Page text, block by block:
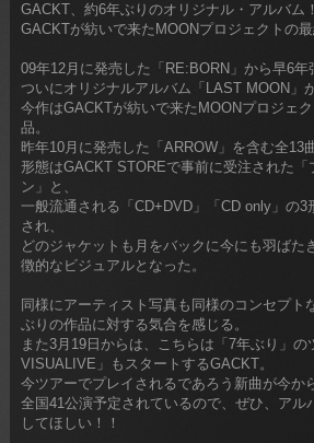
GACKT、約6年ぶりのオリジナル・アルバム！
GACKTが紡いで来たMOONプロジェクトの最
09年12月に発売した「RE:BORN」から早6年
ついにオリジナルアルバム「LAST MOON」
今作はGACKTが紡いで来たMOONプロジェ
品。
昨年10月に発売した「ARROW」を含む全13
形態はGACKT STOREで事前に受注された「
ン」と、
一般流通される「CD+DVD」「CD only」の3
され、
どのジャケットも月をバックに今にも羽ばた
徴的なビジュアルとなった。
同様にアーティスト写真も同様のコンセプト
ぶりの作品に対する気合を感じる。
また3月19日からは、こちらは「7年ぶり」の
VISUALIVE」もスタートするGACKT。
今ツアーでプレイされるであろう新曲が今か
全国41公演予定されているので、ぜひ、アル
してほしい！！